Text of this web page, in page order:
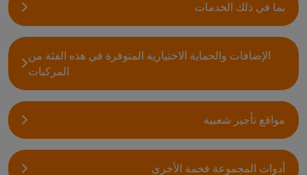
بما في ذلك الخدمات
الإضافات والحماية الاختيارية المتوفرة في هذه الفئة من
المركبات
مواقع تأجير شعبية
أدوات المجموعة فخمة الأخرى